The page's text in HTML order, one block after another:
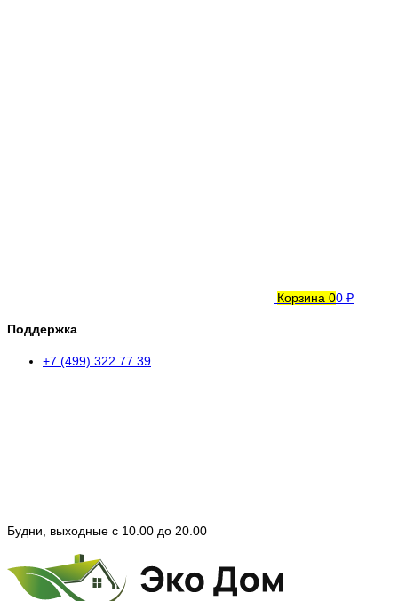
Корзина 00 ₽
Поддержка
+7 (499) 322 77 39
Будни, выходные с 10.00 до 20.00